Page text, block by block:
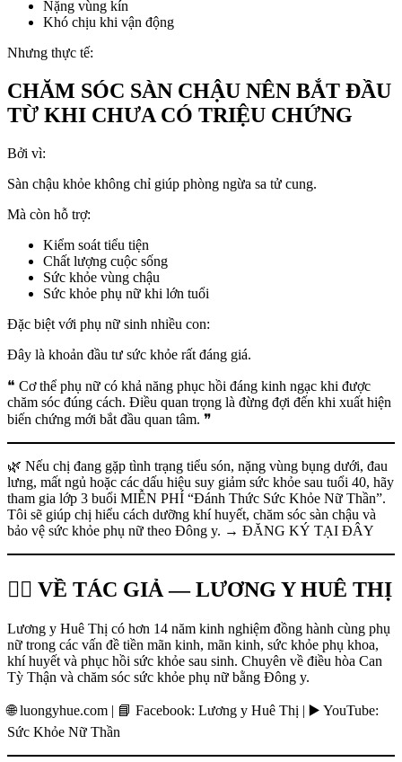
Nặng vùng kín
Khó chịu khi vận động
Nhưng thực tế:
CHĂM SÓC SÀN CHẬU NÊN BẮT ĐẦU
TỪ KHI CHƯA CÓ TRIỆU CHỨNG
Bởi vì:
Sàn chậu khỏe không chỉ giúp phòng ngừa sa tử cung.
Mà còn hỗ trợ:
Kiểm soát tiểu tiện
Chất lượng cuộc sống
Sức khỏe vùng chậu
Sức khỏe phụ nữ khi lớn tuổi
Đặc biệt với phụ nữ sinh nhiều con:
Đây là khoản đầu tư sức khỏe rất đáng giá.
❝ Cơ thể phụ nữ có khả năng phục hồi đáng kinh ngạc khi được
chăm sóc đúng cách. Điều quan trọng là đừng đợi đến khi xuất hiện
biến chứng mới bắt đầu quan tâm. ❞
🌿 Nếu chị đang gặp tình trạng tiểu són, nặng vùng bụng dưới, đau
lưng, mất ngủ hoặc các dấu hiệu suy giảm sức khỏe sau tuổi 40, hãy
tham gia lớp 3 buổi MIỄN PHÍ “Đánh Thức Sức Khỏe Nữ Thần”.
Tôi sẽ giúp chị hiểu cách dưỡng khí huyết, chăm sóc sàn chậu và
bảo vệ sức khỏe phụ nữ theo Đông y. → ĐĂNG KÝ TẠI ĐÂY
👩‍⚕️ VỀ TÁC GIẢ — LƯƠNG Y HUÊ THỊ
Lương y Huê Thị có hơn 14 năm kinh nghiệm đồng hành cùng phụ
nữ trong các vấn đề tiền mãn kinh, mãn kinh, sức khỏe phụ khoa,
khí huyết và phục hồi sức khỏe sau sinh. Chuyên về điều hòa Can
Tỳ Thận và chăm sóc sức khỏe phụ nữ bằng Đông y.
🌐 luongyhue.com | 📘 Facebook: Lương y Huê Thị | ▶️ YouTube:
Sức Khỏe Nữ Thần